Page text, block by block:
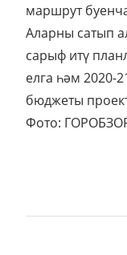
маршрут
Аларны сатып
сарыф итү
елга һәм 2020-
бюджеты
Фото: